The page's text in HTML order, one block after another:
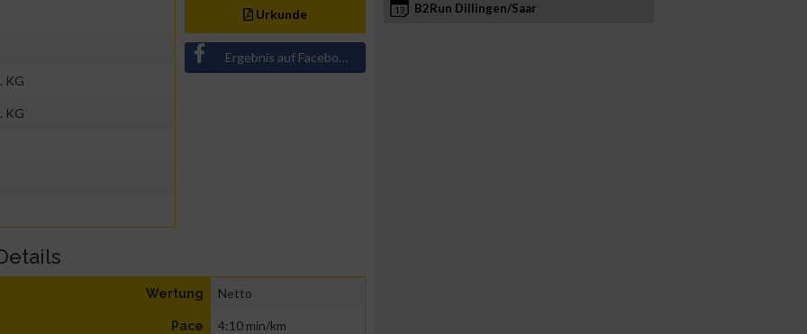
KG
KG
Urkunde
Ergebnis auf Facebook teilen
Wertung Netto
Pace 4:10 min/km
13 B2Run Dillingen/Saar